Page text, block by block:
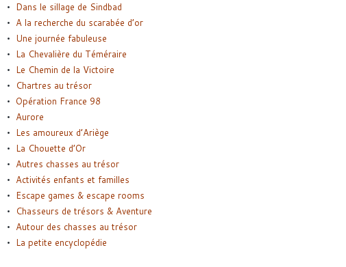
Dans le sillage de Sindbad
A la recherche du scarabée d’or
Une journée fabuleuse
La Chevalière du Téméraire
Le Chemin de la Victoire
Chartres au trésor
Opération France 98
Aurore
Les amoureux d’Ariège
La Chouette d’Or
Autres chasses au trésor
Activités enfants et familles
Escape games & escape rooms
Chasseurs de trésors & Aventure
Autour des chasses au trésor
La petite encyclopédie